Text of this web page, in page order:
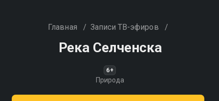
Главная / Записи ТВ-эфиров /
Река Селченска
6+
Природа